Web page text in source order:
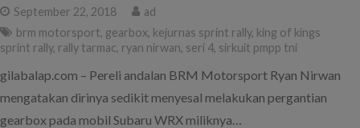
September 22, 2018
ad
brm motorsport, gearbox, kejurnas sprint rally, king of kings
sprint rally, rally tarmac, ryan nirwan, seri 4, sirkuit pmpp tni
gilabalap.com – Pereli andalan BRM Motorsport Ryan Nirwan
mengatakan dirinya sedikit menyesal melakukan pergantian
gearbox pada mobil Subaru WRX miliknya…